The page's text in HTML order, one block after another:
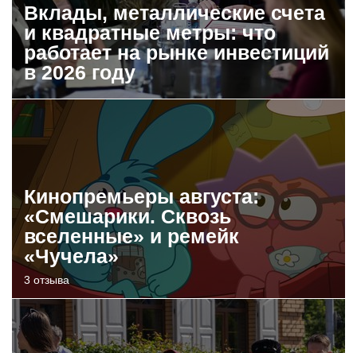
Вклады, металлические счета
и квадратные метры: что
работает на рынке инвестиций
в 2026 году
Кинопремьеры августа:
«Смешарики. Сквозь
вселенные» и ремейк
«Чучела»
3 отзыва